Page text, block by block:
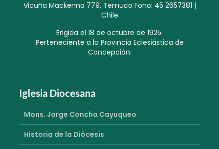
Vicuña Mackenna 779, Temuco Fono: 45 2657381 |
Chile
Erigida el 18 de octubre de 1925.
Perteneciente a la Provincia Eclesiástica de
Concepción.
Iglesia Diocesana
Mons. Jorge Concha Cayuqueo
Historia de la Diócesis